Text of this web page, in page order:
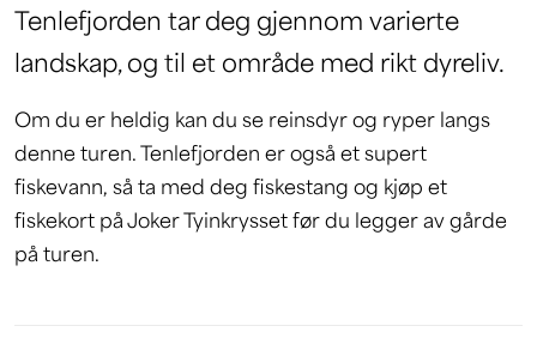
Tenlefjorden tar deg gjennom varierte
landskap, og til et område med rikt dyreliv.
Om du er heldig kan du se reinsdyr og ryper langs
denne turen. Tenlefjorden er også et supert
fiskevann, så ta med deg fiskestang og kjøp et
fiskekort på Joker Tyinkrysset før du legger av gårde
på turen.